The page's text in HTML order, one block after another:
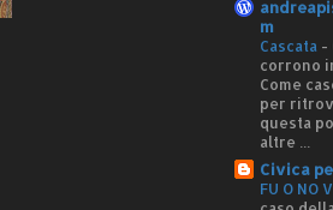
m
Cascata -
corrono
Come
per
questa
altre ...
Civica
FU O NO